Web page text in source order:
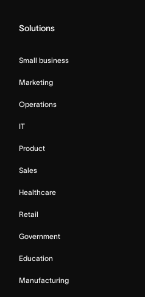
Solutions
Small business
Marketing
Operations
IT
Product
Sales
Healthcare
Retail
Government
Education
Manufacturing